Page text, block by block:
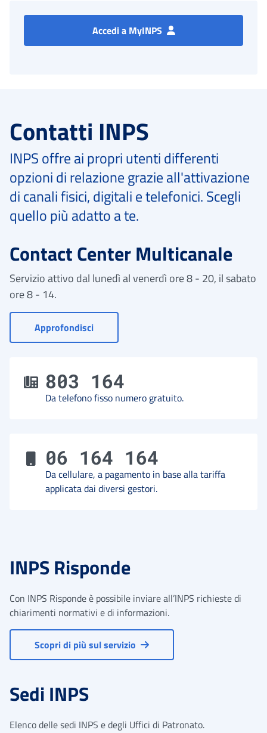
Accedi a MyINPS
Contatti INPS
INPS offre ai propri utenti differenti
opzioni di relazione grazie all'attivazione
di canali fisici, digitali e telefonici. Scegli
quello più adatto a te.
Contact Center Multicanale
Servizio attivo dal lunedì al venerdì ore 8 - 20, il sabato
ore 8 - 14.
Approfondisci- Vai a Contact Center
803 164
Da telefono fisso numero gratuito.
06 164 164
Da cellulare, a pagamento in base alla tariffa
applicata dai diversi gestori.
INPS Risponde
Con INPS Risponde è possibile inviare all’INPS richieste di
chiarimenti normativi e di informazioni.
Scopri di più sul servizio
Sedi INPS
Elenco delle sedi INPS e degli Uffici di Patronato.